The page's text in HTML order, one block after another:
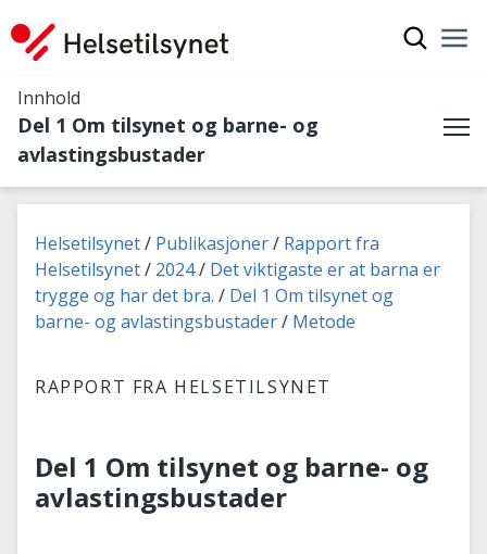
Innhold
Del 1 Om tilsynet og barne- og
avlastingsbustader
Du er her:
Helsetilsynet Publikasjoner
Rapport fra
Helsetilsynet
2024
Det viktigaste er at barna er
trygge og har det bra.
Del 1 Om tilsynet og
barne- og avlastingsbustader
Metode
RAPPORT FRA HELSETILSYNET
Del 1 Om tilsynet og barne- og
avlastingsbustader